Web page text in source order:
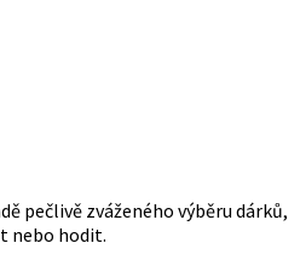
pečlivě zváženého výběru dárků,
nebo hodit.